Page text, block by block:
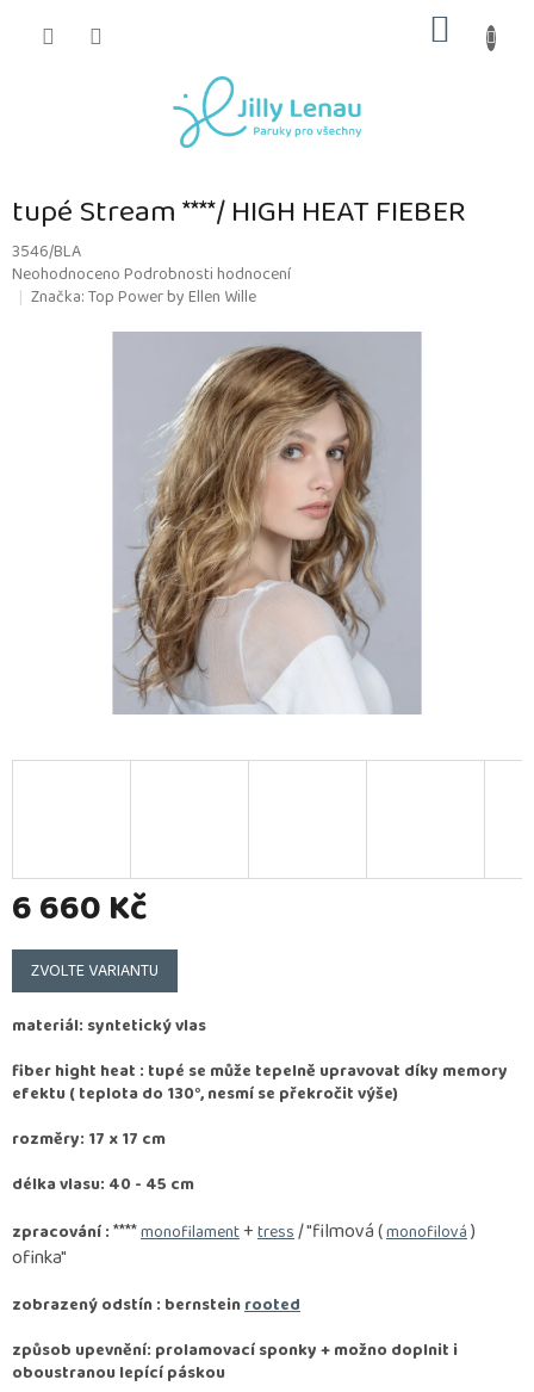
KOŠÍK
tupé Stream ****/ HIGH HEAT FIEBER
3546/BLA
Průměrné
hodnocení
NeohodnocenoPodrobnosti hodnocení
Značka:Top Power by Ellen Wille
6 660 Kč
Měrná
cena:
ZVOLTE VARIANTU
materiál: syntetický vlas
fiber hight heat : tupé se může tepelně upravovat díky memory
efektu ( teplota do 130°, nesmí se překročit výše)
rozměry: 17 x 17 cm
délka vlasu: 40 - 45 cm
zpracování :****monofilament+tress/ "filmová (monofilová)
ofinka"
zobrazený odstín : bernsteinrooted
způsob upevnění: prolamovací sponky + možno doplnit i
oboustranou lepící páskou